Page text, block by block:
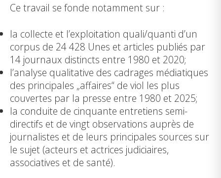
Ce travail se fonde notamment sur :
la collecte et l’exploitation quali/quanti d’un
corpus de 24 428 Unes et articles publiés par
14 journaux distincts entre 1980 et 2020;
l’analyse qualitative des cadrages médiatiques
des principales „affaires“ de viol les plus
couvertes par la presse entre 1980 et 2025;
la conduite de cinquante entretiens semi-
directifs et de vingt observations auprès de
journalistes et de leurs principales sources sur
le sujet (acteurs et actrices judiciaires,
associatives et de santé).